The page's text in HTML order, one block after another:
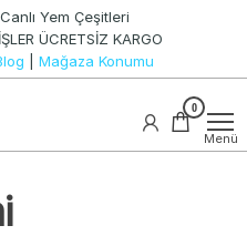
Yem Çeşitleri
ÜCRETSİZ KARGO
Mağaza Konumu
0
Menü